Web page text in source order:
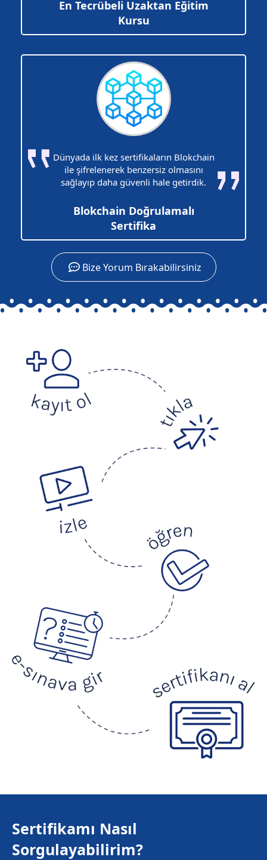
En Tecrübeli Uzaktan Eğitim
Kursu
Dünyada ilk kez sertifikaların Blokchain
ile şifrelenerek benzersiz olmasını
sağlayıp daha güvenli hale getirdik.
Blokchain Doğrulamalı
Sertifika
Bize Yorum Bırakabilirsiniz
Sertifikamı Nasıl
Sorgulayabilirim?